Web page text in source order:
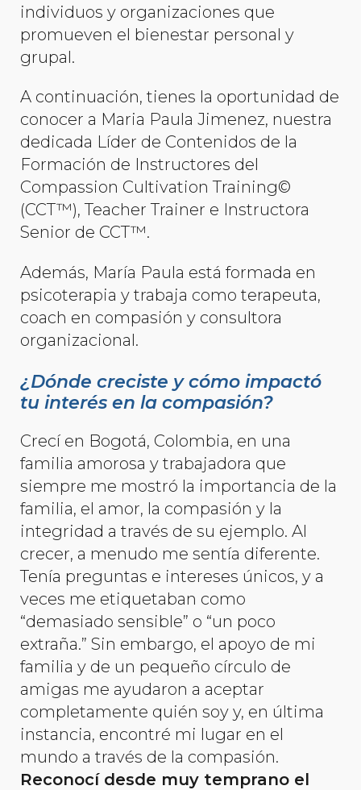
individuos y organizaciones que
promueven el bienestar personal y
grupal.
A continuación, tienes la oportunidad de
conocer a Maria Paula Jimenez, nuestra
dedicada Líder de Contenidos de la
Formación de Instructores del
Compassion Cultivation Training©
(CCT™), Teacher Trainer e Instructora
Senior de CCT™.
Además, María Paula está formada en
psicoterapia y trabaja como terapeuta,
coach en compasión y consultora
organizacional.
¿Dónde creciste y cómo impactó
tu interés en la compasión?
Crecí en Bogotá, Colombia, en una
familia amorosa y trabajadora que
siempre me mostró la importancia de la
familia, el amor, la compasión y la
integridad a través de su ejemplo. Al
crecer, a menudo me sentía diferente.
Tenía preguntas e intereses únicos, y a
veces me etiquetaban como
“demasiado sensible” o “un poco
extraña.” Sin embargo, el apoyo de mi
familia y de un pequeño círculo de
amigas me ayudaron a aceptar
completamente quién soy y, en última
instancia, encontré mi lugar en el
mundo a través de la compasión.
Reconocí desde muy temprano el